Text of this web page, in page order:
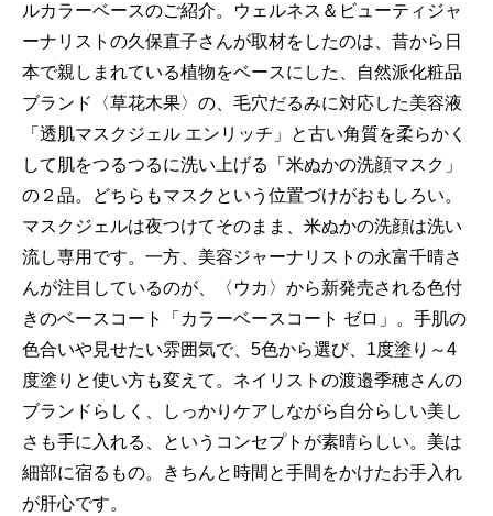
ルカラーベースのご紹介。ウェルネス＆ビューティジャ
ーナリストの久保直子さんが取材をしたのは、昔から日
本で親しまれている植物をベースにした、自然派化粧品
ブランド〈草花木果〉の、毛穴だるみに対応した美容液
「透肌マスクジェル エンリッチ」と古い角質を柔らかく
して肌をつるつるに洗い上げる「米ぬかの洗顔マスク」
の２品。どちらもマスクという位置づけがおもしろい。
マスクジェルは夜つけてそのまま、米ぬかの洗顔は洗い
流し専用です。一方、美容ジャーナリストの永富千晴さ
んが注目しているのが、〈ウカ〉から新発売される色付
きのベースコート「カラーベースコート ゼロ」。手肌の
色合いや見せたい雰囲気で、5色から選び、1度塗り～4
度塗りと使い方も変えて。ネイリストの渡邉季穂さんの
ブランドらしく、しっかりケアしながら自分らしい美し
さも手に入れる、というコンセプトが素晴らしい。美は
細部に宿るもの。きちんと時間と手間をかけたお手入れ
が肝心です。